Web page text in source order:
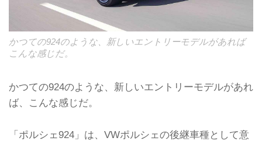
かつての924のような、新しいエントリーモデルがあれば
こんな感じだ。
かつての924のような、新しいエントリーモデルがあれ
ば、こんな感じだ。
「ポルシェ924」は、VWポルシェの後継車種として意